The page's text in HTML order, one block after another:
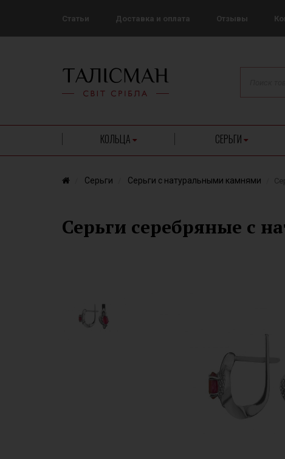
Статьи Доставка и оплата Отзывы
КОЛЬЦА СЕРЬГИ
Серьги Серьги с натуральными камнями
Серьги серебряные с